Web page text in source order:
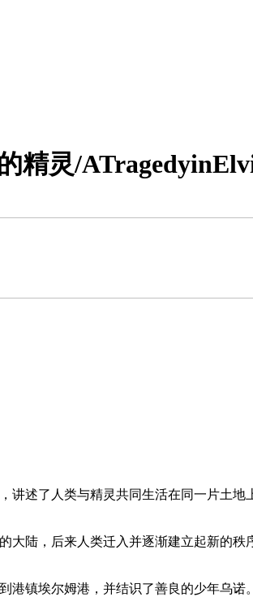
精灵/
讲述了人类与精灵共同生活在同一片
大陆，后来人类迁入并逐渐建立起新的
港镇埃尔姆港，并结识了善良的少年乌